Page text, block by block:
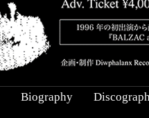
Biography